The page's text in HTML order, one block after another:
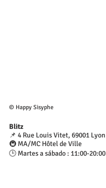
© Happy Sisyphe
Blitz
📌 4 Rue Louis Vitet, 69001 Lyon
🚇 MA/MC Hôtel de Ville
🕒 Martes a sábado : 11:00-20:00